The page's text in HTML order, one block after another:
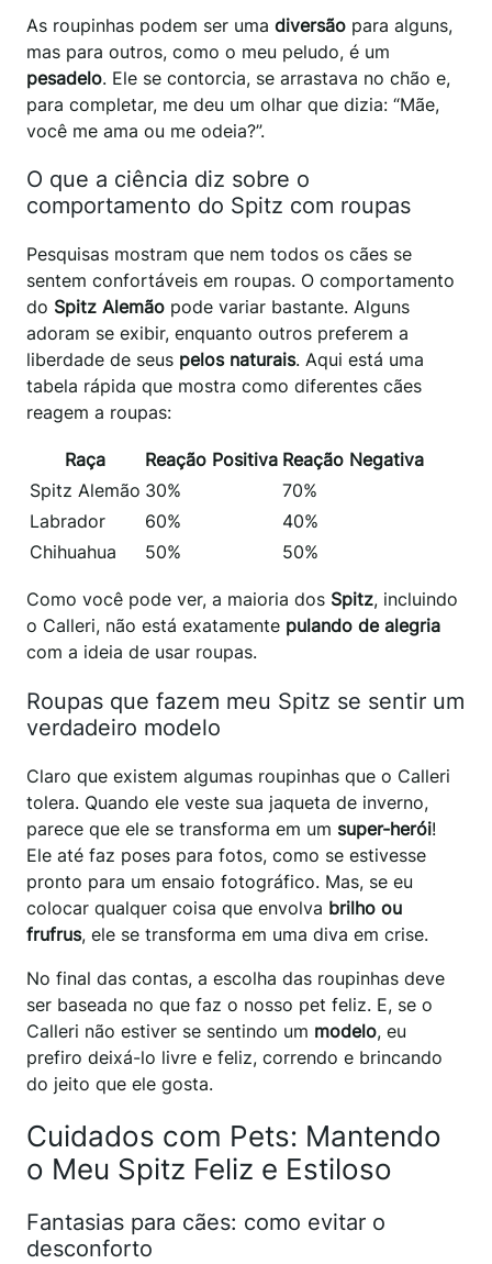
As roupinhas podem ser uma diversão para alguns,
mas para outros, como o meu peludo, é um
pesadelo. Ele se contorcia, se arrastava no chão e,
para completar, me deu um olhar que dizia: “Mãe,
você me ama ou me odeia?”.
O que a ciência diz sobre o
comportamento do Spitz com roupas
Pesquisas mostram que nem todos os cães se
sentem confortáveis em roupas. O comportamento
do Spitz Alemão pode variar bastante. Alguns
adoram se exibir, enquanto outros preferem a
liberdade de seus pelos naturais. Aqui está uma
tabela rápida que mostra como diferentes cães
reagem a roupas:
Raça Reação Positiva Reação Negativa
Spitz Alemão 30%
70%
Labrador
60%
40%
Chihuahua
50% 50%
Como você pode ver, a maioria dos Spitz, incluindo
o Calleri, não está exatamente pulando de alegria
com a ideia de usar roupas.
Roupas que fazem meu Spitz se sentir um
verdadeiro modelo
Claro que existem algumas roupinhas que o Calleri
tolera. Quando ele veste sua jaqueta de inverno,
parece que ele se transforma em um super-herói!
Ele até faz poses para fotos, como se estivesse
pronto para um ensaio fotográfico. Mas, se eu
colocar qualquer coisa que envolva brilho ou
frufrus, ele se transforma em uma diva em crise.
No final das contas, a escolha das roupinhas deve
ser baseada no que faz o nosso pet feliz. E, se o
Calleri não estiver se sentindo um modelo, eu
prefiro deixá-lo livre e feliz, correndo e brincando
do jeito que ele gosta.
Cuidados com Pets: Mantendo
o Meu Spitz Feliz e Estiloso
Fantasias para cães: como evitar o
desconforto